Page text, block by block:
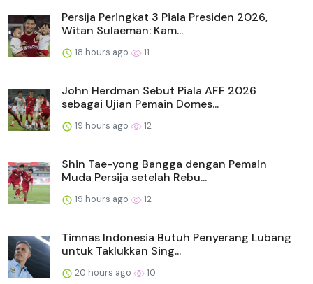
Persija Peringkat 3 Piala Presiden 2026,
Witan Sulaeman: Kam...
18 hours ago 11
John Herdman Sebut Piala AFF 2026
sebagai Ujian Pemain Domes...
19 hours ago 12
Shin Tae-yong Bangga dengan Pemain
Muda Persija setelah Rebu...
19 hours ago 12
Timnas Indonesia Butuh Penyerang Lubang
untuk Taklukkan Sing...
20 hours ago 10